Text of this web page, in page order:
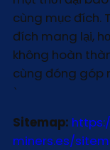
cùng mục đích.
đích mang lại,
không hoàn
cùng đóng góp
`
Sitemap:
miners.es/